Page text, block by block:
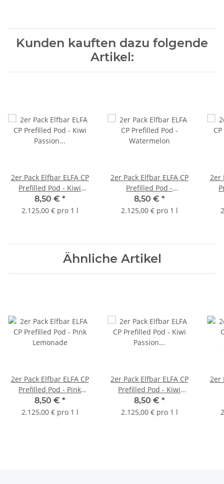
Kunden kauften dazu folgende
Artikel:
2er Pack Elfbar ELFA CP
Prefilled Pod - Kiwi
Passion Fruit Guave
8,50 € *
2.125,00 € pro 1 l
2er Pack Elfbar ELFA CP
Prefilled Pod -
Watermelon
8,50 € *
2.125,00 € pro 1 l
2er
Ähnliche Artikel
2er Pack Elfbar ELFA CP
Prefilled Pod - Pink
Lemonade
8,50 € *
2.125,00 € pro 1 l
2er Pack Elfbar ELFA CP
Prefilled Pod - Kiwi
Passion Fruit Guave
8,50 € *
2.125,00 € pro 1 l
2er